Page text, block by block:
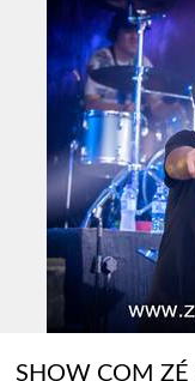
SHOW COM ZÉ